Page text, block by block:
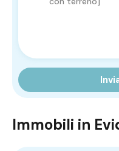
Immobili in